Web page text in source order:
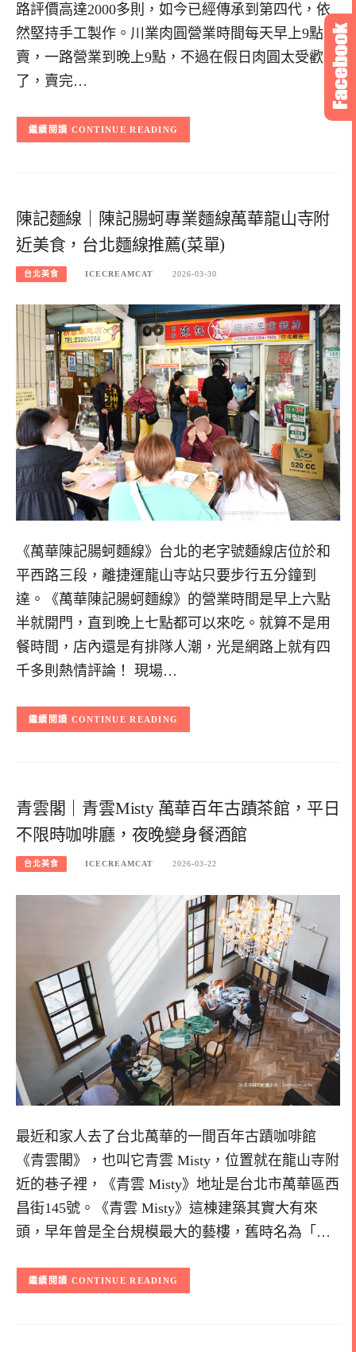
路評價高達2000多則，如今已經傳承到第四代，依
然堅持手工製作。川業肉圓營業時間每天早上9點開
賣，一路營業到晚上9點，不過在假日肉圓太受歡迎
了，賣完…
CONTINUE READING
陳記麵線｜陳記腸蚵專業麵線萬華龍山寺附
近美食，台北麵線推薦(菜單)
台北美食 ICECREAMCAT 2026-03-30
《萬華陳記腸蚵麵線》台北的老字號麵線店位於和
平西路三段，離捷運龍山寺站只要步行五分鐘到
達。《萬華陳記腸蚵麵線》的營業時間是早上六點
半就開門，直到晚上七點都可以來吃。就算不是用
餐時間，店內還是有排隊人潮，光是網路上就有四
千多則熱情評論！ 現場…
CONTINUE READING
青雲閣｜青雲Misty 萬華百年古蹟茶館，平日
不限時咖啡廳，夜晚變身餐酒館
台北美食 ICECREAMCAT 2026-03-22
最近和家人去了台北萬華的一間百年古蹟咖啡館
《青雲閣》，也叫它青雲 Misty，位置就在龍山寺附
近的巷子裡，《青雲 Misty》地址是台北市萬華區西
昌街145號。《青雲 Misty》這棟建築其實大有來
頭，早年曾是全台規模最大的藝樓，舊時名為「…
CONTINUE READING